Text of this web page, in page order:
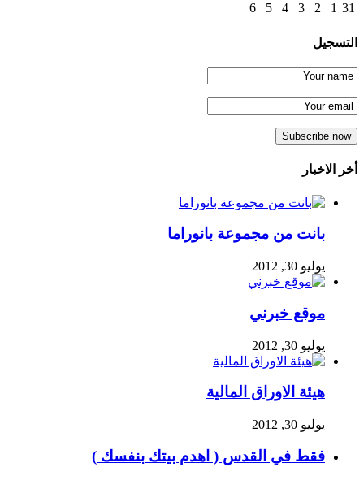
31
1
2
3
4
5
6
التسجيل
أخر الاخبار
بانت من مجموعة بانوراما
يوليو 30, 2012
موقع خبرني
يوليو 30, 2012
هيئة الاوراق المالية
يوليو 30, 2012
فقط في القدس ( اهدم بيتك بنفسك )